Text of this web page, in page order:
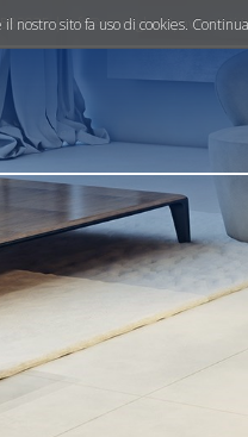
nostro sito fa uso di cookies.
582075 | info@mereghettipavimenti.it